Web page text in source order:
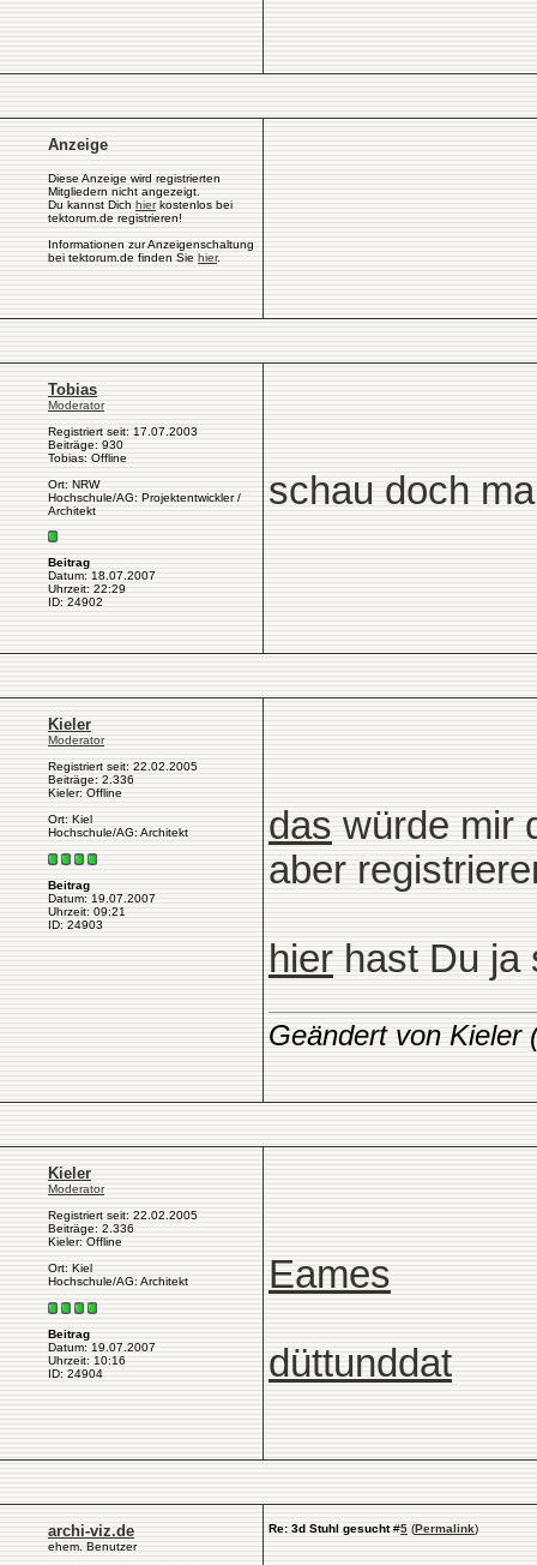
Anzeige
Diese Anzeige wird registrierten
Mitgliedern nicht angezeigt.
Du kannst Dich hierkostenlos bei
tektorum.de registrieren!
Informationen zur Anzeigenschaltung
bei tektorum.de finden Sie hier.
Tobias
Moderator
Registriert seit: 17.07.2003
Beiträge: 930
Tobias: Offline
Ort: NRW
Hochschule/AG: Projektentwickler /
Architekt
Beitrag
Datum: 18.07.2007
Uhrzeit: 22:29
ID: 24902
schau doch
Kieler
Moderator
Registriert seit: 22.02.2005
Beiträge: 2.336
Kieler: Offline
Ort: Kiel
Hochschule/AG: Architekt
Beitrag
Datum: 19.07.2007
Uhrzeit: 09:21
ID: 24903
das würde mir
aber
hier hast Du
Geändert von
Kieler
Moderator
Registriert seit: 22.02.2005
Beiträge: 2.336
Kieler: Offline
Ort: Kiel
Hochschule/AG: Architekt
Beitrag
Datum: 19.07.2007
Uhrzeit: 10:16
ID: 24904
Eames
düttunddat
archi-viz.de
ehem. Benutzer
Re: 3d Stuhl gesucht#5 (Permalink)